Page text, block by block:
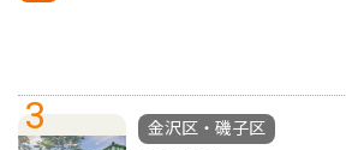
3
金沢区・磯子区